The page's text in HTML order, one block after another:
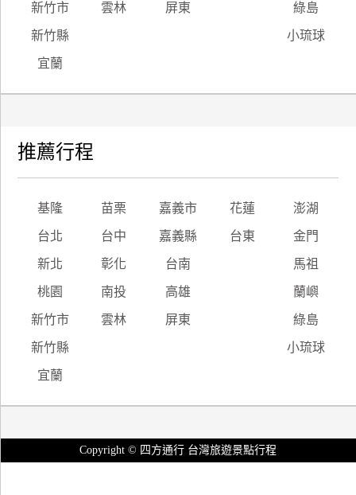
新竹市 雲林 屏東 綠島
新竹縣 小琉球
宜蘭
推薦行程
基隆 苗栗 嘉義市 花蓮 澎湖
台北 台中 嘉義縣 台東 金門
新北 彰化 台南 馬祖
桃園 南投 高雄 蘭嶼
新竹市 雲林 屏東 綠島
新竹縣 小琉球
宜蘭
Copyright © 四方通行 台灣旅遊景點行程